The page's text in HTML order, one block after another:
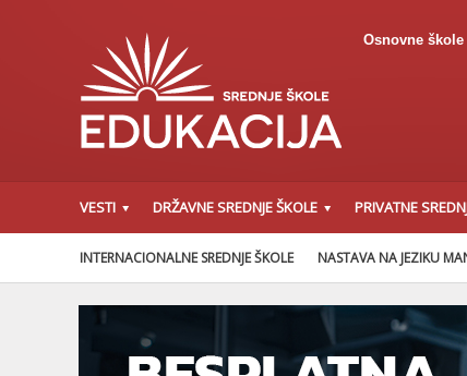
Osnovne škole
VESTI DRŽAVNE SREDNJE ŠKOLE PRIVATNE
INTERNACIONALNE SREDNJE ŠKOLE NASTAVA NA JEZIKU